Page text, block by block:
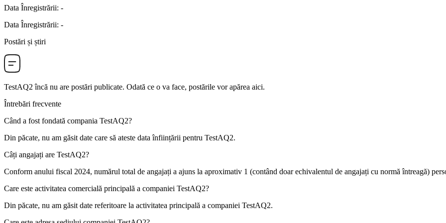
Data Înregistrării: -
Data Înregistrării: -
Postări și știri
TestAQ2 încă nu are postări publicate. Odată ce o va face, postările vor apărea aici.
Întrebări frecvente
Când a fost fondată compania TestAQ2?
Din păcate, nu am găsit date care să ateste data înființării pentru TestAQ2.
Câți angajați are TestAQ2?
Conform anului fiscal 2024, numărul total de angajați a ajuns la aproximativ 1 (contând doar echivalentul de angajați cu normă întreagă)
Care este activitatea comercială principală a companiei TestAQ2?
Din păcate, nu am găsit date referitoare la activitatea principală a companiei TestAQ2.